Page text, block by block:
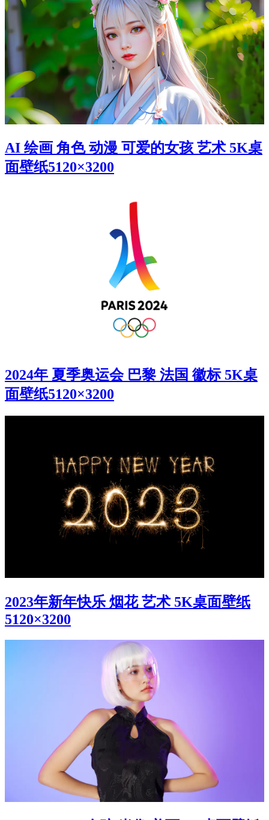
AI 绘画 角色 动漫 可爱的女孩 艺术 5K桌
面壁纸5120×3200
2024年 夏季奥运会 巴黎 法国 徽标 5K桌
面壁纸5120×3200
2023年新年快乐 烟花 艺术 5K桌面壁纸
5120×3200